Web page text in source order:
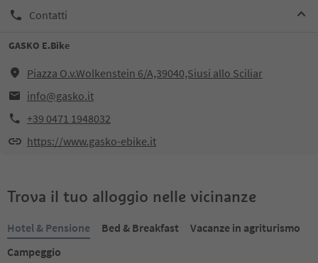
Contatti
GASKO E.Bike
Piazza O.v.Wolkenstein 6/A,39040,Siusi allo Sciliar
info@gasko.it
+39 0471 1948032
https://www.gasko-ebike.it
Trova il tuo alloggio nelle vicinanze
Hotel & Pensione Bed & Breakfast
Vacanze in agriturismo
Campeggio